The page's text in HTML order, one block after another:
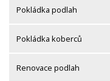
Pokládka podlah
Pokládka koberců
Renovace podlah